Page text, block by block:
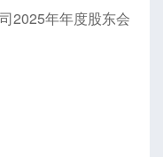
2025年年度股东会